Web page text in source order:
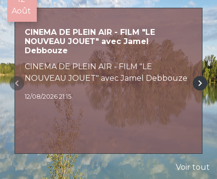
Août
CINEMA DE PLEIN AIR - FILM "LE
NOUVEAU JOUET" avec Jamel
Debbouze
CINEMA DE PLEIN AIR - FILM "LE
NOUVEAU JOUET" avec Jamel Debbouze
12/08/2026 21:15
keyboard_arrow_left keyboard_arrow_right
Voir tout